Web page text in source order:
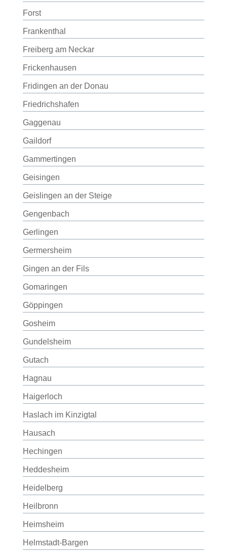
Forst
Frankenthal
Freiberg am Neckar
Frickenhausen
Fridingen an der Donau
Friedrichshafen
Gaggenau
Gaildorf
Gammertingen
Geisingen
Geislingen an der Steige
Gengenbach
Gerlingen
Germersheim
Gingen an der Fils
Gomaringen
Göppingen
Gosheim
Gundelsheim
Gutach
Hagnau
Haigerloch
Haslach im Kinzigtal
Hausach
Hechingen
Heddesheim
Heidelberg
Heilbronn
Heimsheim
Helmstadt-Bargen